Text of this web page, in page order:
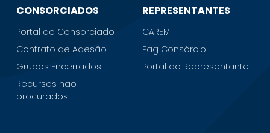
CONSORCIADOS
Portal do Consorciado
Contrato de Adesão
Grupos Encerrados
Recursos não
procurados
REPRESENTANTES
CAREM
Pag Consórcio
Portal do Representante